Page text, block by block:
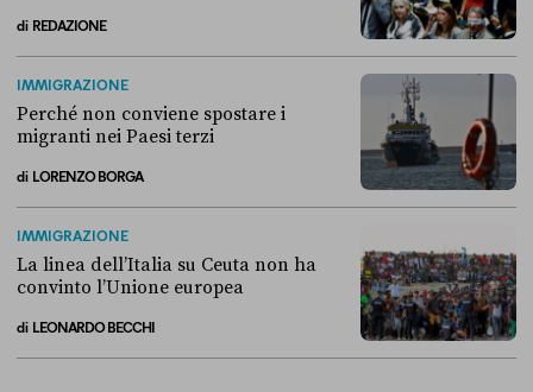
di REDAZIONE
IMMIGRAZIONE
Perché non conviene spostare i
migranti nei Paesi terzi
di LORENZO BORGA
IMMIGRAZIONE
La linea dell’Italia su Ceuta non ha
convinto l’Unione europea
di LEONARDO BECCHI